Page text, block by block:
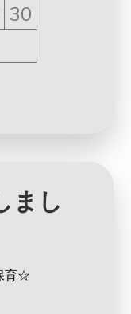
30
まし
育☆